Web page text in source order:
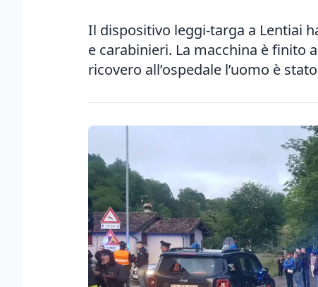
Il dispositivo leggi-targa a Lentiai
e carabinieri. La macchina è finito
ricovero all’ospedale l’uomo è